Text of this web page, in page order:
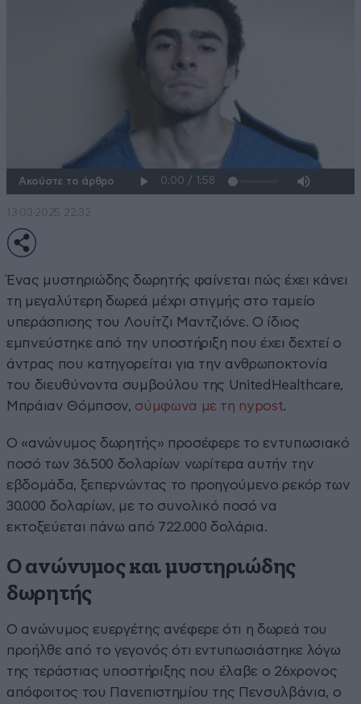
Ακούστε το άρθρο
13·03·2025 22:32
Ένας μυστηριώδης δωρητής φαίνεται πώς έχει κάνει
τη μεγαλύτερη δωρεά μέχρι στιγμής στο ταμείο
υπεράσπισης του Λουίτζι Μαντζιόνε. Ο ίδιος
εμπνεύστηκε από την υποστήριξη που έχει δεχτεί ο
άντρας που κατηγορείται για την ανθρωποκτονία
του διευθύνοντα συμβούλου της UnitedHealthcare,
Μπράιαν Θόμπσον, σύμφωνα με τη nypost.
Ο «ανώνυμος δωρητής» προσέφερε το εντυπωσιακό
ποσό των 36.500 δολαρίων νωρίτερα αυτήν την
εβδομάδα, ξεπερνώντας το προηγούμενο ρεκόρ των
30.000 δολαρίων, με το συνολικό ποσό να
εκτοξεύεται πάνω από 722.000 δολάρια.
Ο ανώνυμος και μυστηριώδης
δωρητής
Ο ανώνυμος ευεργέτης ανέφερε ότι η δωρεά του
προήλθε από το γεγονός ότι εντυπωσιάστηκε λόγω
της τεράστιας υποστήριξης που έλαβε ο 26χρονος
απόφοιτος του Πανεπιστημίου της Πενσυλβάνια, ο